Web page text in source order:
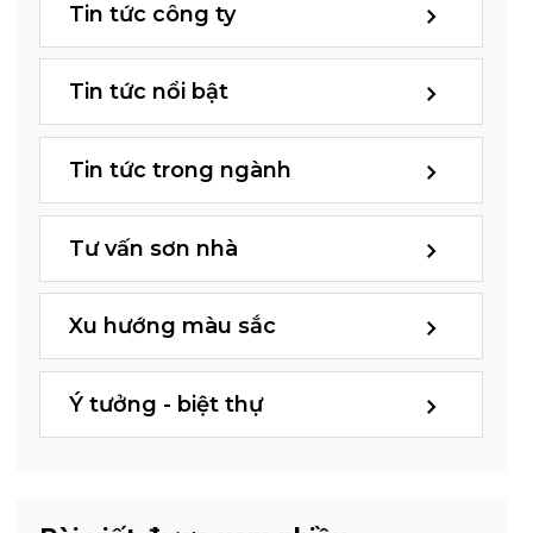
Tin tức công ty
Tin tức nổi bật
Tin tức trong ngành
Tư vấn sơn nhà
Xu hướng màu sắc
Ý tưởng - biệt thự